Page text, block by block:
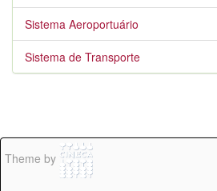
Sistema Aeroportuário
Sistema de Transporte
Theme by